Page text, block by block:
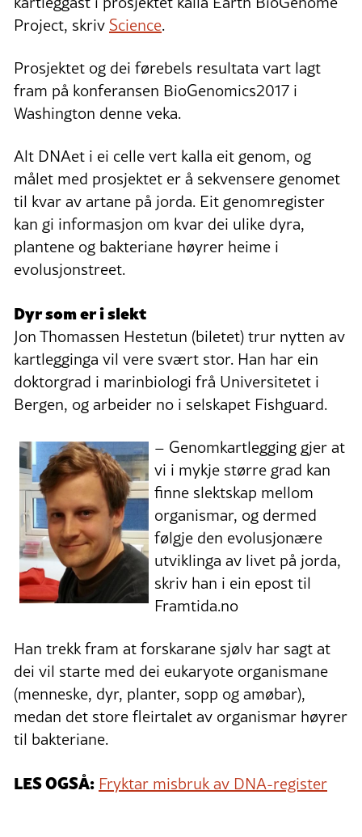
Project, skriv Science.
Prosjektet og dei førebels resultata vart lagt
fram på konferansen BioGenomics2017 i
Washington denne veka.
Alt DNAet i ei celle vert kalla eit genom, og
målet med prosjektet er å sekvensere genomet
til kvar av artane på jorda. Eit genomregister
kan gi informasjon om kvar dei ulike dyra,
plantene og bakteriane høyrer heime i
evolusjonstreet.
Dyr som er i slekt
Jon Thomassen Hestetun (biletet) trur nytten av
kartlegginga vil vere svært stor. Han har ein
doktorgrad i marinbiologi frå Universitetet i
Bergen, og arbeider no i selskapet Fishguard.
– Genomkartlegging gjer at
vi i mykje større grad kan
finne slektskap mellom
organismar, og dermed
følgje den evolusjonære
utviklinga av livet på jorda,
skriv han i ein epost til
Framtida.no
Han trekk fram at forskarane sjølv har sagt at
dei vil starte med dei eukaryote organismane
(menneske, dyr, planter, sopp og amøbar),
medan det store fleirtalet av organismar høyrer
til bakteriane.
LES OGSÅ: Fryktar misbruk av DNA-register